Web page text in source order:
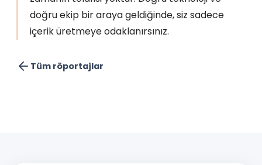
doğru ekip bir araya geldiğinde, siz sadece
içerik üretmeye odaklanırsınız.
Tüm röportajlar